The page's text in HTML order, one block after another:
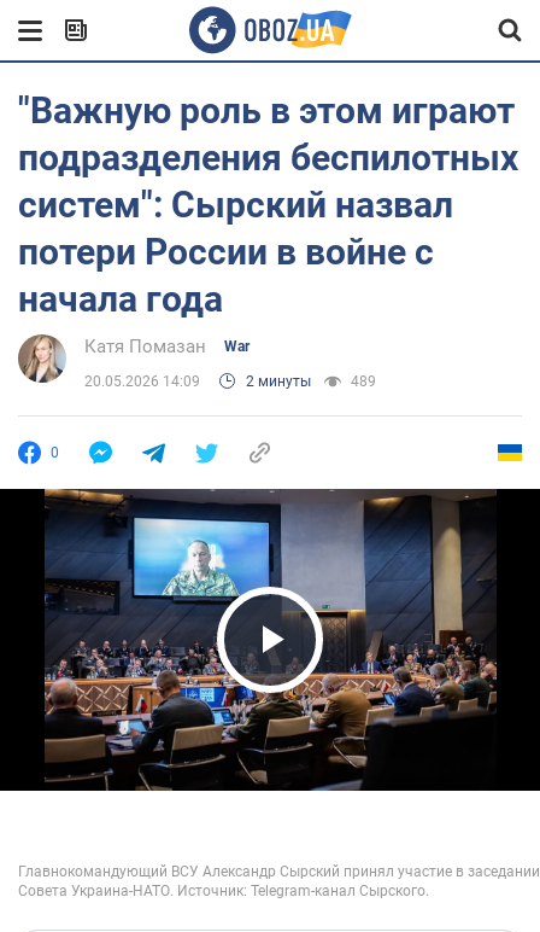
"Важную роль в этом играют
подразделения беспилотных
систем": Сырский назвал
потери России в войне с
начала года
Катя Помазан War
20.05.2026 14:09 2 минуты 489
0
Play Video